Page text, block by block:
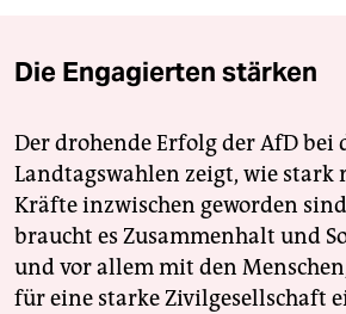
Die Engagierten stärken
Der drohende Erfolg der AfD bei
Landtagswahlen zeigt, wie stark
Kräfte inzwischen geworden
braucht es Zusammenhalt und
und vor allem mit den
für eine starke Zivilgesellschaft